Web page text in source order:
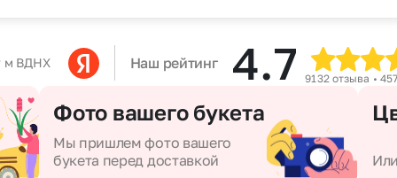
Категории
Букеты до 2500 руб
Распродажа
Букеты от 4000 руб.
из роддома
День Рождения
День Учителя
Новый Год
Пасха
Последний звонок
По цвету
Красные розы
Кремовые розы
игрушки
Вазы к букетам
Конфеты к букетам
Фото вашего букета
Мы пришлем фото вашего
букета перед доставкой
м ВДНХ Наш рейтинг 4.7 9132 отзыва •